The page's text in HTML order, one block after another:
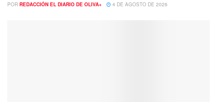
POR REDACCIÓN EL DIARIO DE OLIVA+ 4 DE AGOSTO DE 2026